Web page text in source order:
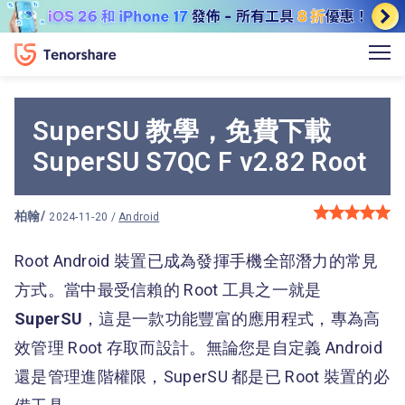
SuperSU 教學，免費下載
SuperSU S7QC F v2.82 Root
柏翰/ 2024-11-20 / Android
Root Android 裝置已成為發揮手機全部潛力的常見
方式。當中最受信賴的 Root 工具之一就是
SuperSU ，這是一款功能豐富的應用程式，專為高
效管理 Root 存取而設計。無論您是自定義 Android
還是管理進階權限，SuperSU 都是已 Root 裝置的必